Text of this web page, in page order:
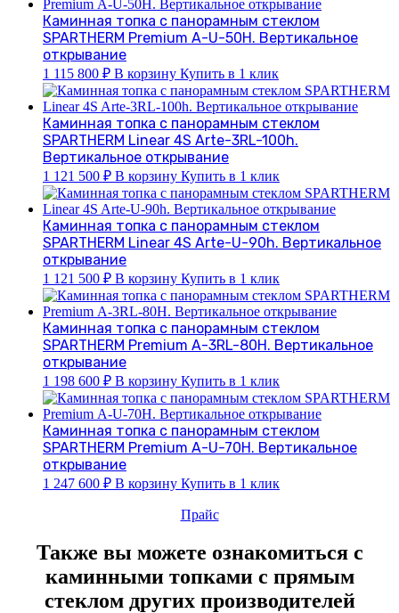
Каминная топка с панорамным стеклом
SPARTHERM Premium А-U-50H. Вертикальное
открывание
1 115 800 ₽ В корзину Купить в 1 клик
Каминная топка с панорамным стеклом
SPARTHERM Linear 4S Arte-3RL-100h.
Вертикальное открывание
1 121 500 ₽ В корзину Купить в 1 клик
Каминная топка с панорамным стеклом
SPARTHERM Linear 4S Arte-U-90h. Вертикальное
открывание
1 121 500 ₽ В корзину Купить в 1 клик
Каминная топка с панорамным стеклом
SPARTHERM Premium А-3RL-80H. Вертикальное
открывание
1 198 600 ₽ В корзину Купить в 1 клик
Каминная топка с панорамным стеклом
SPARTHERM Premium А-U-70H. Вертикальное
открывание
1 247 600 ₽ В корзину Купить в 1 клик
Прайс
Также вы можете ознакомиться с
каминными топками с прямым
стеклом других производителей